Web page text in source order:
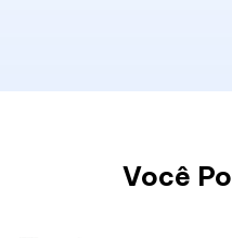
Você